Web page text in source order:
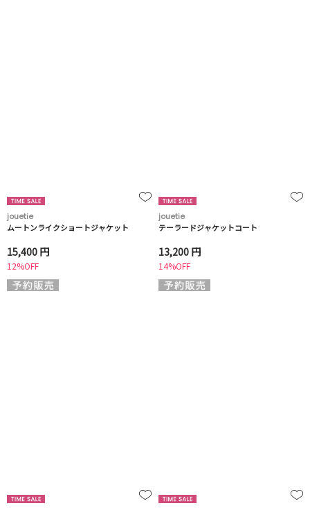
jouetie
ムートンライクショートジャケット
15,400 円
12%OFF
jouetie
テーラードジャケットコート
13,200 円
14%OFF